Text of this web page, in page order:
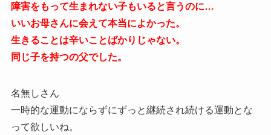
障害をもって生まれない子もいると言うのに…
いいお母さんに会えて本当によかった。
生きることは辛いことばかりじゃない。
同じ子を持つの父でした。
名無しさん
一時的な運動にならずにずっと継続され続ける運動とな
って欲しいね。